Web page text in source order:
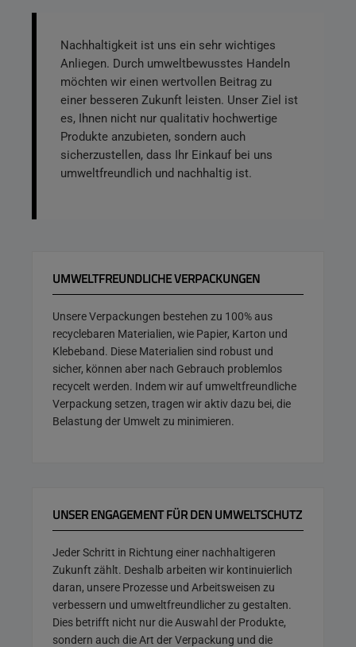
Nachhaltigkeit ist uns ein sehr wichtiges
Anliegen. Durch umweltbewusstes Handeln
möchten wir einen wertvollen Beitrag zu
einer besseren Zukunft leisten. Unser Ziel ist
es, Ihnen nicht nur qualitativ hochwertige
Produkte anzubieten, sondern auch
sicherzustellen, dass Ihr Einkauf bei uns
umweltfreundlich und nachhaltig ist.
UMWELTFREUNDLICHE VERPACKUNGEN
Unsere Verpackungen bestehen zu 100% aus
recyclebaren Materialien, wie Papier, Karton und
Klebeband. Diese Materialien sind robust und
sicher, können aber nach Gebrauch problemlos
recycelt werden. Indem wir auf umweltfreundliche
Verpackung setzen, tragen wir aktiv dazu bei, die
Belastung der Umwelt zu minimieren.
UNSER ENGAGEMENT FÜR DEN UMWELTSCHUTZ
Jeder Schritt in Richtung einer nachhaltigeren
Zukunft zählt. Deshalb arbeiten wir kontinuierlich
daran, unsere Prozesse und Arbeitsweisen zu
verbessern und umweltfreundlicher zu gestalten.
Dies betrifft nicht nur die Auswahl der Produkte,
sondern auch die Art der Verpackung und die